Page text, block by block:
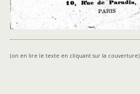
(on en lire le texte en cliquant sur la couverture)